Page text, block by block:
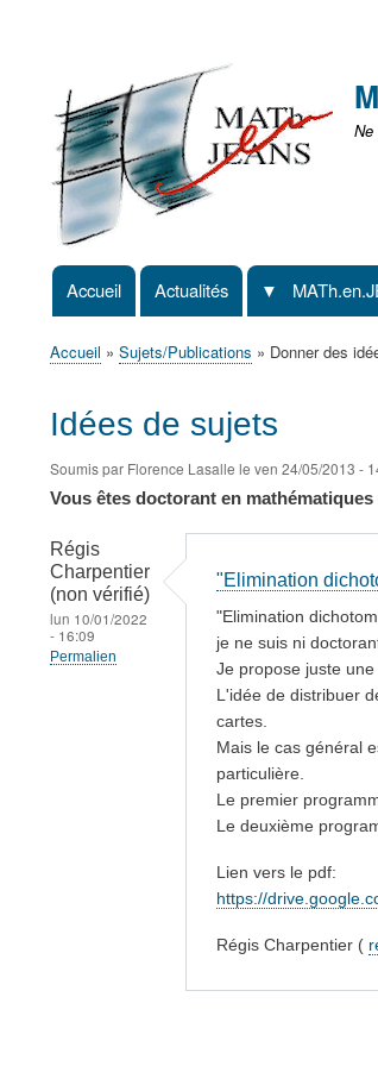
non
identifié
Navigation
principale
Accueil Actualités
d'Ariane
Accueil Sujets/Publications Donner des
Idées de sujets
Soumis par Florence Lasalle le ven 24/05/2013 -
Vous êtes doctorant en
Régis
Charpentier
(non vérifié)
lun 10/01/2022
- 16:09
Permalien
"Elimination
"Elimination
je ne suis ni
Je propose juste
L'idée de distribuer
cartes.
Mais le cas général
particulière.
Le premier
Le deuxième
Lien vers le pdf:
https://
Régis Charpentier (